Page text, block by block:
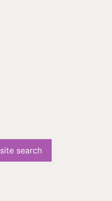
site search